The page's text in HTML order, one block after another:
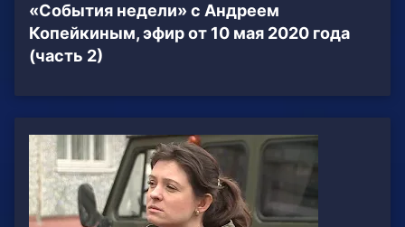
«События недели» с Андреем
Копейкиным, эфир от 10 мая 2020 года
(часть 2)